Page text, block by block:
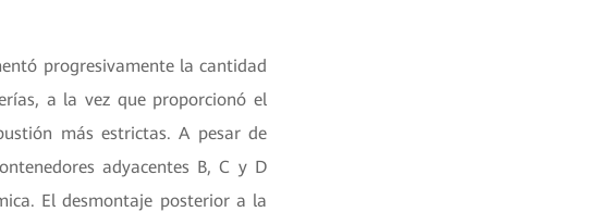
progresivamente la cantidad
a la vez que proporcionó el
más estrictas. A pesar de
adyacentes B, C y D
El desmontaje posterior a la